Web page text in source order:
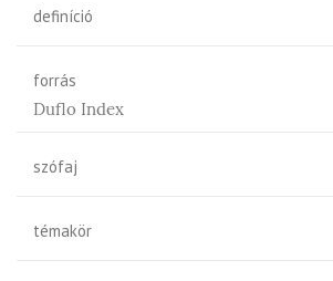
definíció
forrás
Duflo Index
szófaj
témakör